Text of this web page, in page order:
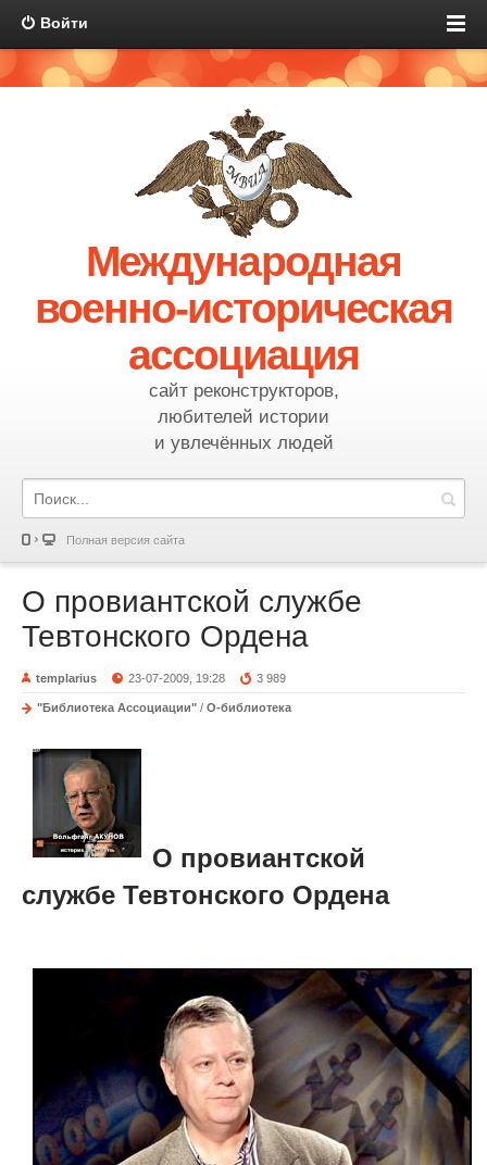
Войти
Международная
военно-историческая
ассоциация
сайт реконструкторов,
любителей истории
и увлечённых людей
Полная версия сайта
О провиантской службе
Тевтонского Ордена
templarius 23-07-2009, 19:28 3 989
"Библиотека Ассоциации" / О-библиотека
О провиантской
службе Тевтонского Ордена